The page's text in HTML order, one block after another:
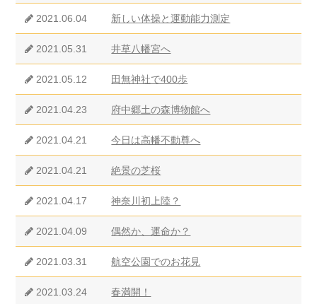
2021.06.04 新しい体操と運動能力測定
2021.05.31 井草八幡宮へ
2021.05.12 田無神社で400歩
2021.04.23 府中郷土の森博物館へ
2021.04.21 今日は高幡不動尊へ
2021.04.21 絶景の芝桜
2021.04.17 神奈川初上陸？
2021.04.09 偶然か、運命か？
2021.03.31 航空公園でのお花見
2021.03.24 春満開！